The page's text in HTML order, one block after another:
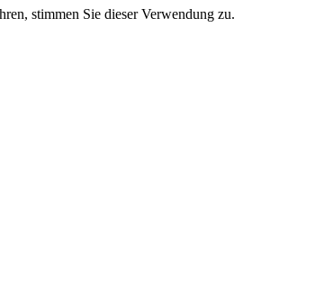
stimmen Sie dieser Verwendung zu.